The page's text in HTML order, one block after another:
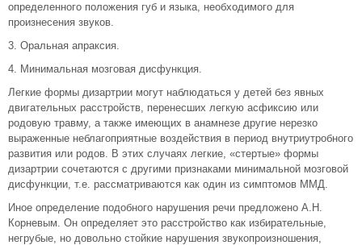
определенного положения губ и языка, необходимого для
произнесения звуков.
3. Оральная апраксия.
4. Минимальная мозговая дисфункция.
Легкие формы дизартрии могут наблюдаться у детей без явных
двигательных расстройств, перенесших легкую асфиксию или
родовую травму, а также имеющих в анамнезе другие нерезко
выраженные неблагоприятные воздействия в период внутриутробного
развития или родов. В этих случаях легкие, «стертые» формы
дизартрии сочетаются с другими признаками минимальной мозговой
дисфункции, т.е. рассматриваются как один из симптомов ММД.
Иное определение подобного нарушения речи предложено А.Н.
Корневым. Он определяет это расстройство как избирательные,
негрубые, но довольно стойкие нарушения звукопроизношения,